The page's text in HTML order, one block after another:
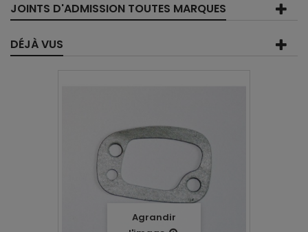
JOINTS D'ADMISSION TOUTES MARQUES
DÉJÀ VUS
Agrandir